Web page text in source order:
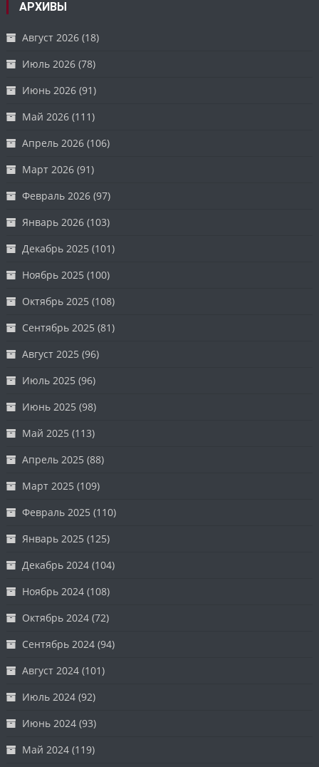
АРХИВЫ
Август 2026 (18)
Июль 2026 (78)
Июнь 2026 (91)
Май 2026 (111)
Апрель 2026 (106)
Март 2026 (91)
Февраль 2026 (97)
Январь 2026 (103)
Декабрь 2025 (101)
Ноябрь 2025 (100)
Октябрь 2025 (108)
Сентябрь 2025 (81)
Август 2025 (96)
Июль 2025 (96)
Июнь 2025 (98)
Май 2025 (113)
Апрель 2025 (88)
Март 2025 (109)
Февраль 2025 (110)
Январь 2025 (125)
Декабрь 2024 (104)
Ноябрь 2024 (108)
Октябрь 2024 (72)
Сентябрь 2024 (94)
Август 2024 (101)
Июль 2024 (92)
Июнь 2024 (93)
Май 2024 (119)